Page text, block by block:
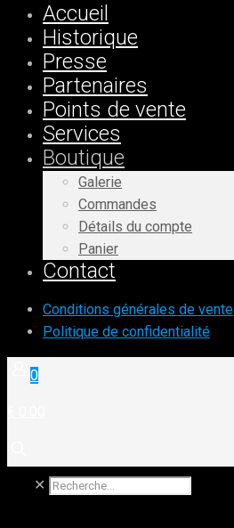
Accueil
Historique
Presse
Partenaires
Points de vente
Services
Boutique
Galerie
Commandes
Détails du compte
Panier
Contact
Conditions générales de vente
Politique de confidentialité
0
✕